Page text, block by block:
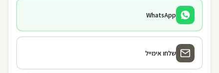
WhatsApp
שלחו אימייל